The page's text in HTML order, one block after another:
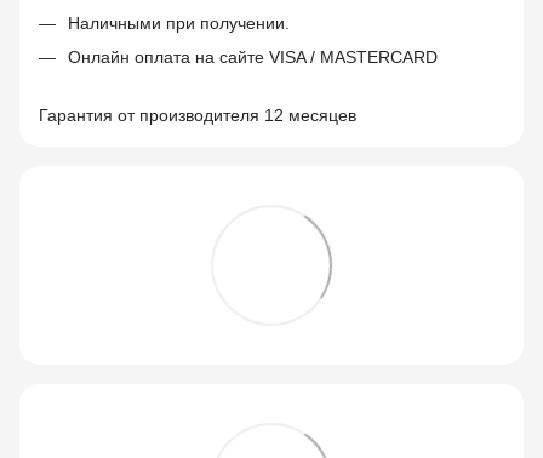
Наличными при получении.
Онлайн оплата на сайте VISA / MASTERCARD
Гарантия от производителя 12 месяцев